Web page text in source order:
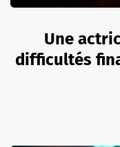
Une
difficultés